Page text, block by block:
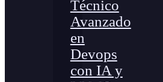
Técnico
Avanzado
en
Devops
con IA y